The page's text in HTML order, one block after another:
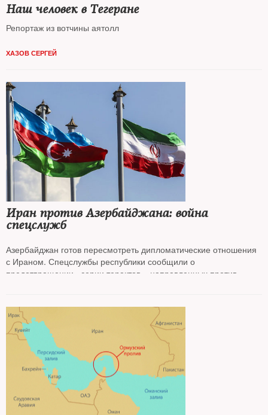
Наш человек в Тегеране
Репортаж из вотчины аятолл
ХАЗОВ СЕРГЕЙ
Иран против Азербайджана: война
спецслужб
Азербайджан готов пересмотреть дипломатические отношения
с Ираном. Спецслужбы республики сообщили о
предотвращении «серии терактов», направленных против
скандала